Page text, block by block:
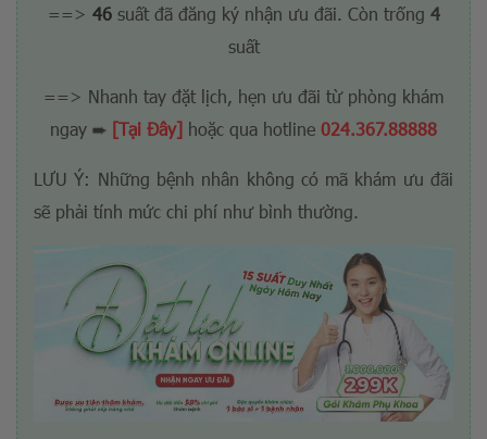
==> 46 suất đã đăng ký nhận ưu đãi. Còn trống 4
suất
==> Nhanh tay đặt lịch, hẹn ưu đãi từ phòng khám
ngay ➨ [Tại Đây] hoặc qua hotline 024.367.88888
LƯU Ý: Những bệnh nhân không có mã khám ưu đãi
sẽ phải tính mức chi phí như bình thường.